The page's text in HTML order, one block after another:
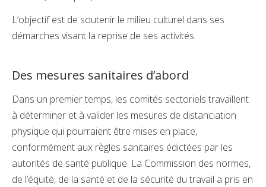
L’objectif est de soutenir le milieu culturel dans ses
démarches visant la reprise de ses activités.
Des mesures sanitaires d’abord
Dans un premier temps, les comités sectoriels travaillent
à déterminer et à valider les mesures de distanciation
physique qui pourraient être mises en place,
conformément aux règles sanitaires édictées par les
autorités de santé publique. La Commission des normes,
de l’équité, de la santé et de la sécurité du travail a pris en